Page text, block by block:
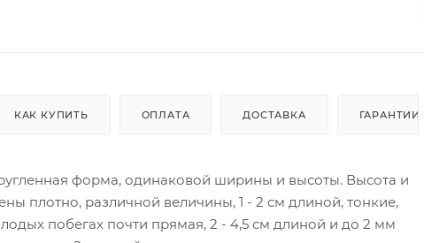
КАК КУПИТЬ ОПЛАТА ДОСТАВКА ГАРАНТИИ
форма, одинаковой ширины и высоты. Высота и
плотно, различной величины, 1 - 2 см длиной, тонкие,
побегах почти прямая, 2 - 4,5 см длиной и до 2 мм